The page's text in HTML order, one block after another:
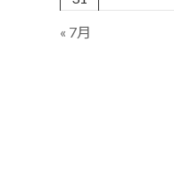
« 7月